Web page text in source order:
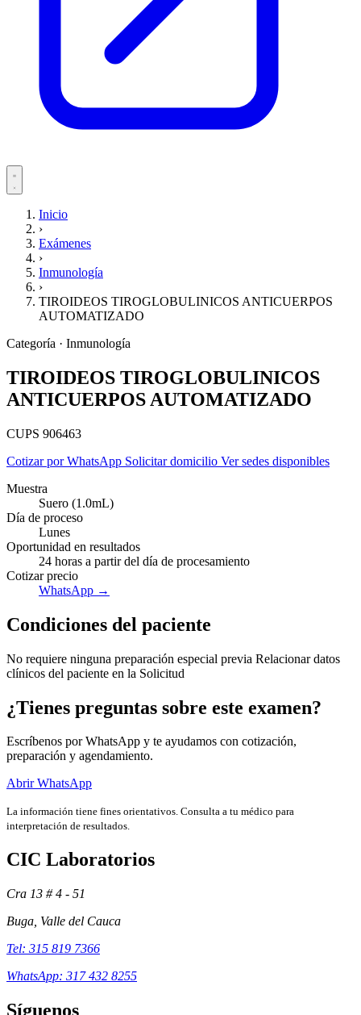
Servicios
Empresas
Exámenes
Inicio
›
Exámenes
›
Inmunología
›
TIROIDEOS TIROGLOBULINICOS ANTICUERPOS
AUTOMATIZADO
Categoría · Inmunología
TIROIDEOS TIROGLOBULINICOS
ANTICUERPOS AUTOMATIZADO
CUPS 906463
Cotizar por WhatsApp Solicitar domicilio Ver sedes disponibles
Muestra
Suero (1.0mL)
Día de proceso
Lunes
Oportunidad en resultados
24 horas a partir del día de procesamiento
Cotizar precio
WhatsApp →
Condiciones del paciente
No requiere ninguna preparación especial previa Relacionar datos
clínicos del paciente en la Solicitud
¿Tienes preguntas sobre este examen?
Escríbenos por WhatsApp y te ayudamos con cotización,
preparación y agendamiento.
Abrir WhatsApp
La información tiene fines orientativos. Consulta a tu médico para
interpretación de resultados.
CIC Laboratorios
Cra 13 # 4 - 51
Buga, Valle del Cauca
Tel: 315 819 7366
WhatsApp: 317 432 8255
Síguenos